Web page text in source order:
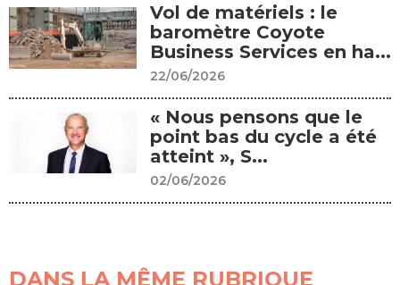
Vol de matériels : le
baromètre Coyote
Business Services en ha...
22/06/2026
« Nous pensons que le
point bas du cycle a été
atteint », S...
02/06/2026
DANS LA MÊME RUBRIQUE